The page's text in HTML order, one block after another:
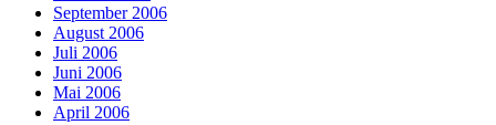
September 2006
August 2006
Juli 2006
Juni 2006
Mai 2006
April 2006